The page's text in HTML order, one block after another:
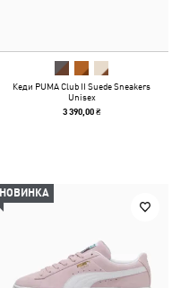
Кеди PUMA Club II Suede Sneakers
Unisex
3 390,00 ₴
НОВИНКА